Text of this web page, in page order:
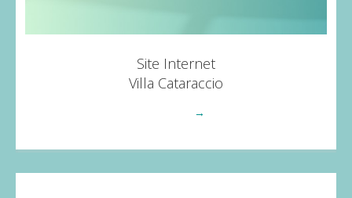
Site Internet
Villa Cataraccio
→